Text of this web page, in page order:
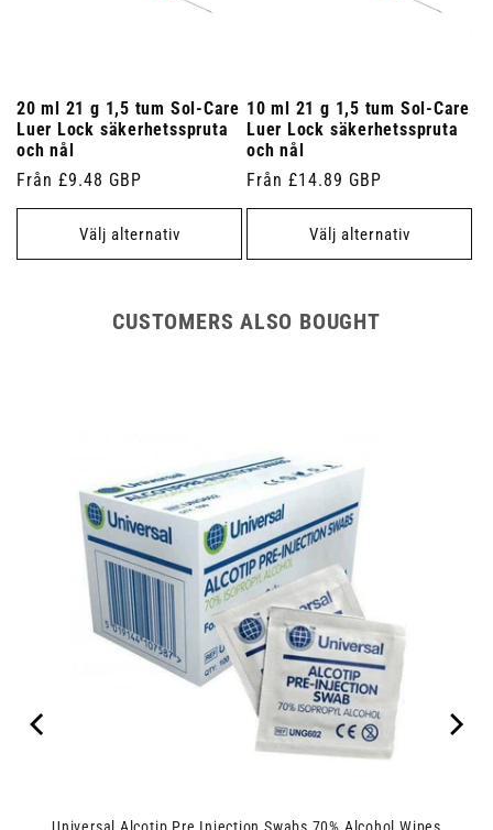
20 ml 21 g 1,5 tum Sol-Care
Luer Lock säkerhetsspruta
och nål
Ordinarie
pris
Från £9.48 GBP
Välj alternativ
10 ml 21 g 1,5 tum Sol-Care
Luer Lock säkerhetsspruta
och nål
Ordinarie
pris
Från £14.89 GBP
Välj alternativ
CUSTOMERS ALSO BOUGHT